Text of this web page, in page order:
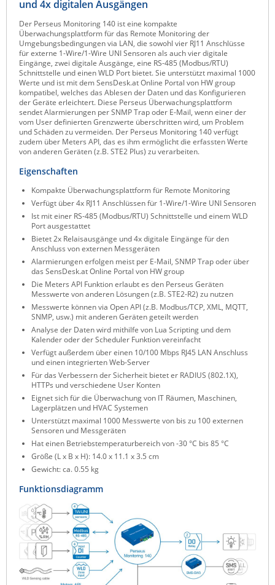
SIRIO Antenne
Sunbird
Tactical Software
TEKTELIC
Teltonika
Unwired Networks
Vision
WATTECO
Westermo
Yuasa
ZPE Systems
News zu unseren Herstellern
und 4x digitalen Ausgängen
Der Perseus Monitoring 140 ist eine kompakte
Überwachungsplattform für das Remote Monitoring der
Umgebungsbedingungen via LAN, die sowohl vier RJ11 Anschlüsse
für externe 1-Wire/1-Wire UNI Sensoren als auch vier digitale
Eingänge, zwei digitale Ausgänge, eine RS-485 (Modbus/RTU)
Schnittstelle und einen WLD Port bietet. Sie unterstützt maximal 1000
Werte und ist mit dem SensDesk.at Online Portal von HW group
kompatibel, welches das Ablesen der Daten und das Konfigurieren
der Geräte erleichtert. Diese Perseus Überwachungsplattform
sendet Alarmierungen per SNMP Trap oder E-Mail, wenn einer der
vom User definierten Grenzwerte überschritten wird, um Problem
und Schäden zu vermeiden. Der Perseus Monitoring 140 verfügt
zudem über Meters API, das es ihm ermöglicht die erfassten Werte
von anderen Geräten (z.B. STE2 Plus) zu verarbeiten.
Eigenschaften
Kompakte Überwachungsplattform für Remote Monitoring
Verfügt über 4x RJ11 Anschlüssen für 1-Wire/1-Wire UNI Sensoren
Ist mit einer RS-485 (Modbus/RTU) Schnittstelle und einem WLD
Port ausgestattet
Bietet 2x Relaisausgänge und 4x digitale Eingänge für den
Anschluss von externen Messgeräten
Alarmierungen erfolgen meist per E-Mail, SNMP Trap oder über
das SensDesk.at Online Portal von HW group
Die Meters API Funktion erlaubt es den Perseus Geräten
Messwerte von anderen Lösungen (z.B. STE2-R2) zu nutzen
Messwerte können via Open API (z.B. Modbus/TCP, XML, MQTT,
SNMP, usw.) mit anderen Geräten geteilt werden
Analyse der Daten wird mithilfe von Lua Scripting und dem
Kalender oder der Scheduler Funktion vereinfacht
Verfügt außerdem über einen 10/100 Mbps RJ45 LAN Anschluss
und einen integrierten Web-Server
Für das Verbessern der Sicherheit bietet er RADIUS (802.1X),
HTTPs und verschiedene User Konten
Eignet sich für die Überwachung von IT Räumen, Maschinen,
Lagerplätzen und HVAC Systemen
Unterstützt maximal 1000 Messwerte von bis zu 100 externen
Sensoren und Messgeräten
Hat einen Betriebstemperaturbereich von -30 °C bis 85 °C
Größe (L x B x H): 14.0 x 11.1 x 3.5 cm
Gewicht: ca. 0.55 kg
Funktionsdiagramm